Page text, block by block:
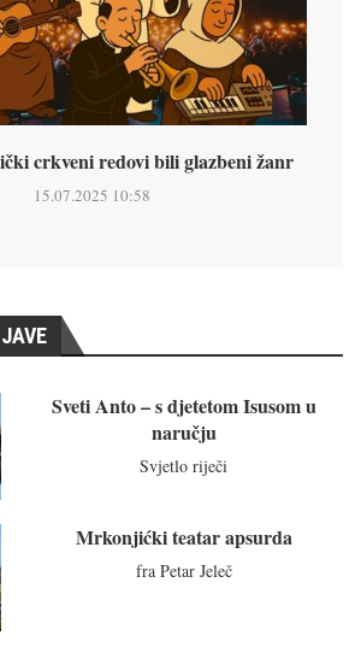
crkveni redovi bili glazbeni žanr
15.07.2025 10:58
Sveti Anto – s djetetom Isusom u
naručju
Svjetlo riječi
Mrkonjićki teatar apsurda
fra Petar Jeleč